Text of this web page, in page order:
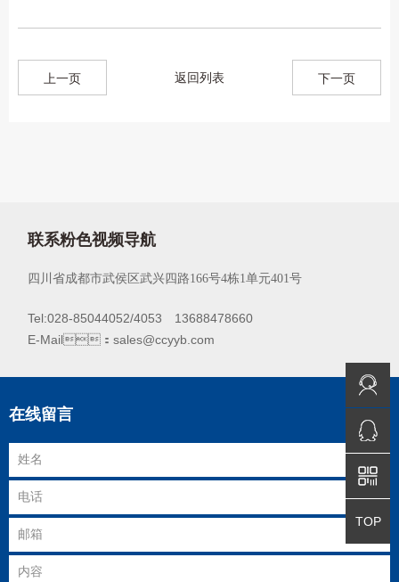
上一页 返回列表 下一页
免费咨询
QQ咨询
TOP
返回顶部
联系粉色视频导航
四川省成都市武侯区武兴四路166号4栋1单元401号
Tel:028-85044052/4053 13688478660
E-Mail：sales@ccyyb.com
在线留言